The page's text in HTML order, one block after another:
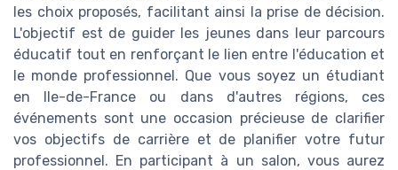
les choix proposés, facilitant ainsi la prise de décision.
L'objectif est de guider les jeunes dans leur parcours
éducatif tout en renforçant le lien entre l'éducation et
le monde professionnel. Que vous soyez un étudiant
en Ile-de-France ou dans d'autres régions, ces
événements sont une occasion précieuse de clarifier
vos objectifs de carrière et de planifier votre futur
professionnel. En participant à un salon, vous aurez